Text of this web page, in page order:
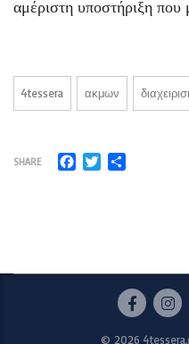
αμέριστη υποστήριξη που
4tessera ακμων
SHARE Facebook
Twitter
© 2026